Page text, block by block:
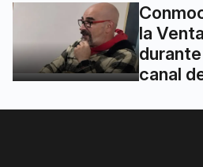
la
canal